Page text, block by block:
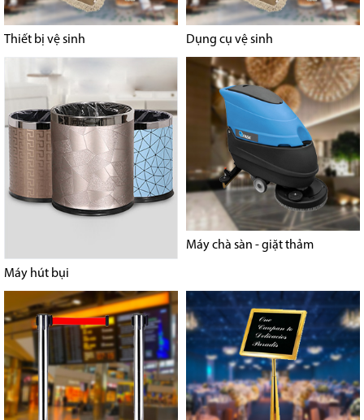
Thiết bị vệ sinh Dụng cụ vệ sinh
Máy hút bụi
Máy chà sàn - giặt thảm